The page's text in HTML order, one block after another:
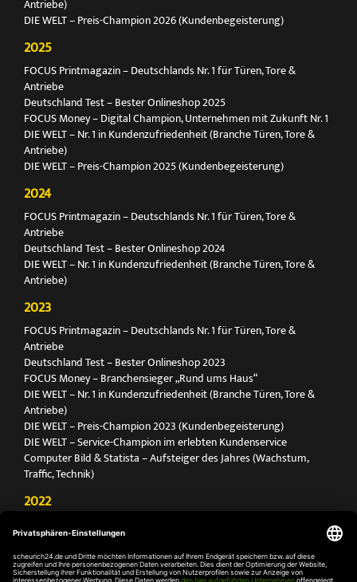
Antriebe)
DIE WELT – Preis-Champion 2026 (Kundenbegeisterung)
2025
FOCUS Printmagazin – Deutschlands Nr. 1 für Türen, Tore &
Antriebe
Deutschland Test – Bester Onlineshop 2025
FOCUS Money – Digital Champion, Unternehmen mit Zukunft Nr. 1
DIE WELT – Nr. 1 in Kundenzufriedenheit (Branche Türen, Tore &
Antriebe)
DIE WELT – Preis-Champion 2025 (Kundenbegeisterung)
2024
FOCUS Printmagazin – Deutschlands Nr. 1 für Türen, Tore &
Antriebe
Deutschland Test – Bester Onlineshop 2024
DIE WELT – Nr. 1 in Kundenzufriedenheit (Branche Türen, Tore &
Antriebe)
2023
FOCUS Printmagazin – Deutschlands Nr. 1 für Türen, Tore &
Antriebe
Deutschland Test – Bester Onlineshop 2023
FOCUS Money – Branchensieger „Rund ums Haus“
DIE WELT – Nr. 1 in Kundenzufriedenheit (Branche Türen, Tore &
Antriebe)
DIE WELT – Preis-Champion 2023 (Kundenbegeisterung)
DIE WELT – Service-Champion im erlebten Kundenservice
Computer Bild & Statista – Aufsteiger des Jahres (Wachstum,
Traffic, Technik)
2022
Antriebe
Deutschland Test – Bester Onlineshop 2022
FOCUS Money – Branchensieger „Rund ums Haus“